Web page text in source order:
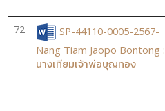
72
SP-44110-0005-2567-
Nang Tiam Jaopo Bontong :
นางเทียมเจ้าพ่อบุญทอง